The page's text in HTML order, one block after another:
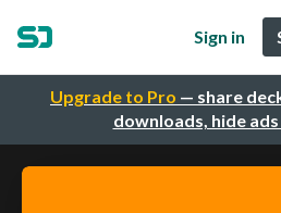
Upgrade to Pro — share
downloads, hide
Sign in